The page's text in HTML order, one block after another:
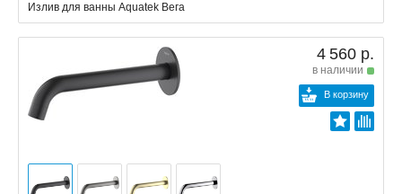
Излив для ванны Aquatek Вега
4 560 р.
в наличии
В корзину